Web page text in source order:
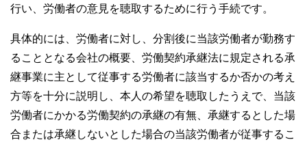
行い、労働者の意見を聴取するために行う手続です。
具体的には、労働者に対し、分割後に当該労働者が勤務す
ることとなる会社の概要、労働契約承継法に規定される承
継事業に主として従事する労働者に該当するか否かの考え
方等を十分に説明し、本人の希望を聴取したうえで、当該
労働者にかかる労働契約の承継の有無、承継するとした場
合または承継しないとした場合の当該労働者が従事するこ